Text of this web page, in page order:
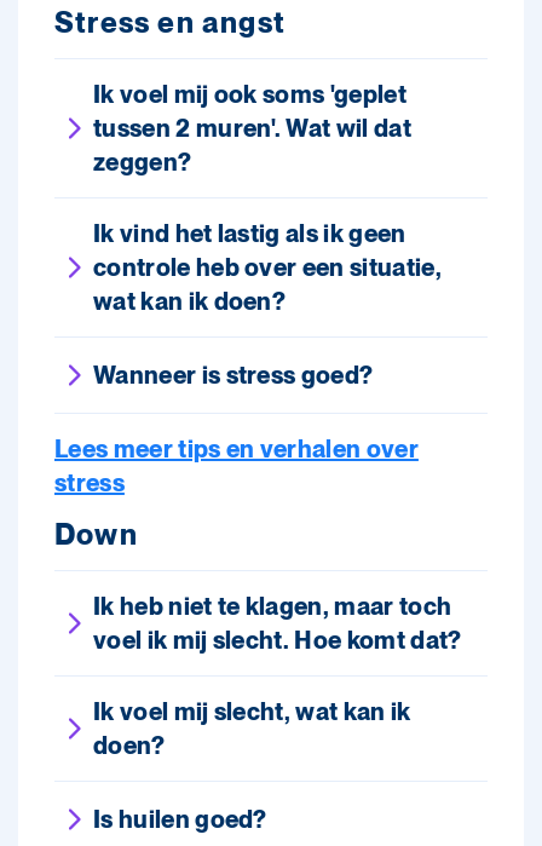
Stress en angst
Ik voel mij ook soms 'geplet
tussen 2 muren'. Wat wil dat
zeggen?
Ik vind het lastig als ik geen
controle heb over een situatie,
wat kan ik doen?
Wanneer is stress goed?
Lees meer tips en verhalen over
stress
Down
Ik heb niet te klagen, maar toch
voel ik mij slecht. Hoe komt dat?
Ik voel mij slecht, wat kan ik
doen?
Is huilen goed?